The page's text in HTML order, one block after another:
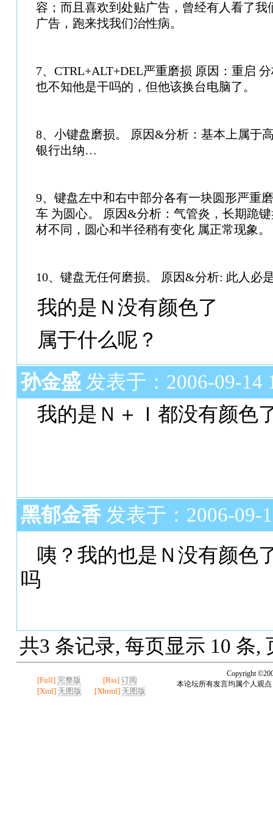
容；而且喜欢到处贴广告，曾经有人看了我
广告，跑来找我们治性病。
7、CTRL+ALT+DEL严重磨损 原因：重启
也不知他是干吗的，但他该换台电脑了。
8、小键盘磨损。 原因&分析：基本上属于
银行出纳…
9、键盘左中和右中部分各有一块圆形严重
车 为圆心。 原因&分析：气管炎，长期跪
材不同，圆心和半径稍有变化 属正常现象。
10、键盘无任何磨损。 原因&分析: 此人必
我的是Ｎ没有颜色了
属于什么呢？
孙金盛 发表于：2006-09-14
我的是Ｎ＋Ｉ都没有颜色
黑郁金香发表于：2006-09-
咦？我的也是Ｎ没有颜色
吗
共3 条记录, 每页显示 10 条,
Copyright
本论坛所有发言均属个人观
[Full] 完整版 [Rss] 订阅
[Xml] 无图版 [Xhtml] 无图版